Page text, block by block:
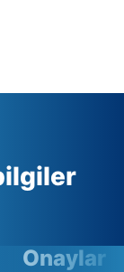
üzerinden
Onaylar